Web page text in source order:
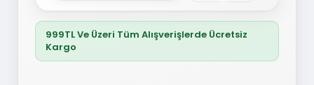
999TL Ve Üzeri Tüm Alışverişlerde Ücretsiz
Kargo